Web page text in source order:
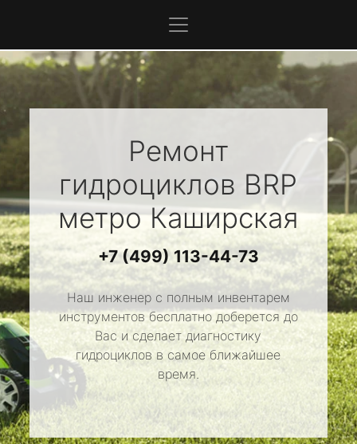
Ремонт
гидроциклов BRP
метро Каширская
+7 (499) 113-44-73
Наш инженер с полным инвентарем
инструментов бесплатно доберется до
Вас и сделает диагностику
гидроциклов в самое ближайшее
время.